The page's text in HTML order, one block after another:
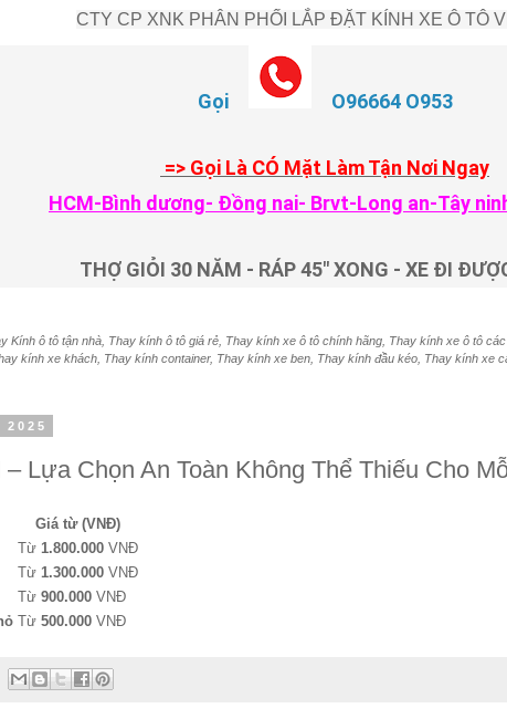
CTY CP XNK PHÂN PHỐI LẮP ĐẶT KÍNH XE Ô TÔ
Gọi O96664 O953
=> Gọi Là CÓ Mặt Làm Tận Nơi Ngay
HCM-Bình dương- Đồng nai- Brvt-Long an-Tây
THỢ GIỎI 30 NĂM - RÁP 45" XONG - XE ĐI
Kính ô tô tận nhà, Thay kính ô tô giá rẻ, Thay kính xe ô tô chính hãng, Thay kính xe ô tô
kính xe khách, Thay kính container, Thay kính xe ben, Thay kính đầu kéo, Thay kính xe
Lựa Chọn An Toàn Không Thể Thiếu Cho
Giá từ (VNĐ)
Từ 1.800.000 VNĐ
Từ 1.300.000 VNĐ
Từ 900.000 VNĐ
Từ 500.000 VNĐ